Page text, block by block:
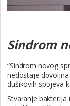
Sindrom
“Sindrom novog
nedostaje
dušikovih spojeva
Stvaranje bakterija